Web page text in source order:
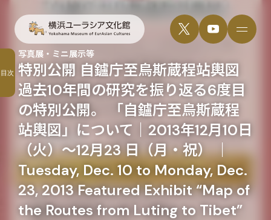
特別公開 自鑪庁至烏斯蔵程站輿図
過去10年間の研究を振り返る6度目
の特別公開。 「自鑪庁至烏斯蔵程
站輿図」について｜2013年12月10日
（火）～12月23 日（月・祝） ｜
Tuesday, Dec. 10 to Monday, Dec.
23, 2013 Featured Exhibit “Map of
the Routes from Luting to Tibet”
写真展・ミニ展示等
目次